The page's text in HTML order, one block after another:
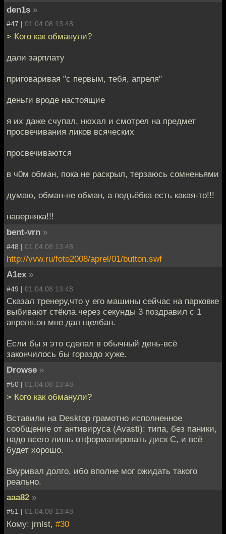
den1s »
#47 | 01.04.08 13:48
> Кого как обманули?
дали зарплату
приговаривая "с первым, тебя, апреля"
деньги вроде настоящие
я их даже счупал, нюхал и смотрел на предмет
просвечивания ликов всяческих
просвечиваются
в ч0м обман, пока не раскрыл, терзаюсь сомненьями
думаю, обман-не обман, а подъёбка есть какая-то!!!
наверняка!!!
bent-vrn »
#48 | 01.04.08 13:48
http://vvw.ru/foto2008/aprel/01/button.swf
A1ex »
#49 | 01.04.08 13:48
Cказал тренеру,что у его машины сейчас на парковке
выбивают стёкла.через секунды 3 поздравил с 1
апреля.он мне дал щелбан.
Если бы я это сделал в обычный день-всё
закончилось бы гораздо хуже.
Drowse »
#50 | 01.04.08 13:48
> Кого как обманули?
Вставили на Desktop грамотно исполненное
сообщение от антивируса (Avasti): типа, без паники,
надо всего лишь отформатировать диск С, и всё
будет хорошо.
Вкуривал долго, ибо вполне мог ожидать такого
реально.
aaa82 »
#51 | 01.04.08 13:48
Кому: jrnlst, #30